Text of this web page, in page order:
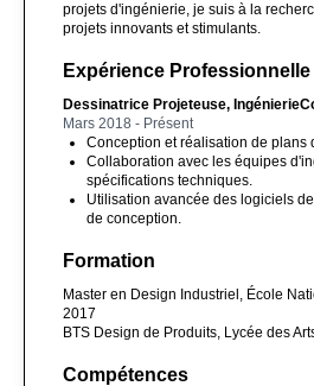
projets d'ingénierie, je suis à la
projets innovants et stimulants.
Expérience Professionnelle
Dessinatrice Projeteuse,
Mars 2018 - Présent
Conception et réalisation de plans
Collaboration avec les équipes
spécifications techniques.
Utilisation avancée des logiciels
de conception.
Formation
Master en Design Industriel, École
2017
BTS Design de Produits, Lycée des
Compétences